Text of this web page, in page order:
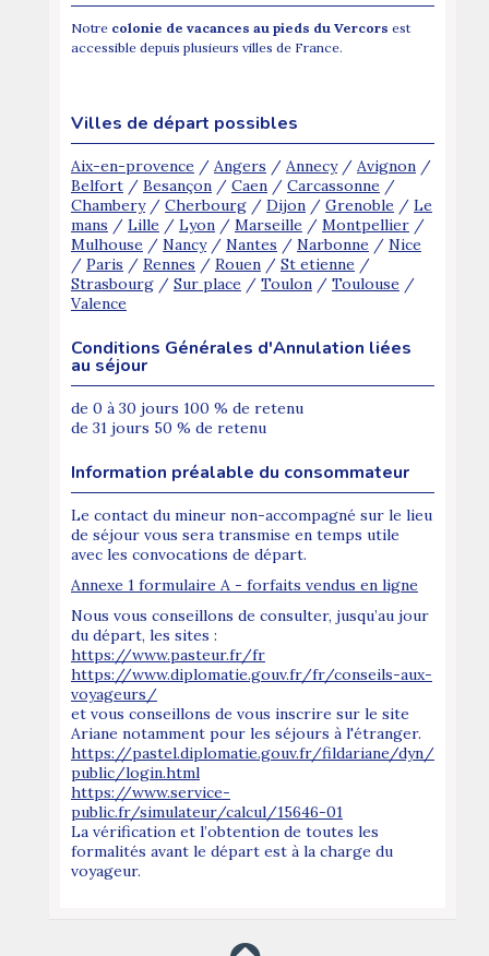
Notre colonie de vacances au pieds du Vercors est
accessible depuis plusieurs villes de France.
Villes de départ possibles
Aix-en-provence / Angers / Annecy/ Avignon /
Belfort / Besançon / Caen / Carcassonne /
Chambery/ Cherbourg / Dijon / Grenoble / Le
mans / Lille / Lyon / Marseille / Montpellier /
Mulhouse / Nancy/ Nantes / Narbonne / Nice
/ Paris / Rennes / Rouen / St etienne /
Strasbourg / Sur place / Toulon / Toulouse /
Valence
Conditions Générales d'Annulation liées
au séjour
de 0 à 30 jours 100 % de retenu
de 31 jours 50 % de retenu
Information préalable du consommateur
Le contact du mineur non-accompagné sur le lieu
de séjour vous sera transmise en temps utile
avec les convocations de départ.
Annexe 1 formulaire A - forfaits vendus en ligne
Nous vous conseillons de consulter, jusqu’au jour
du départ, les sites :
https://www.pasteur.fr/fr
https://www.diplomatie.gouv.fr/fr/conseils-aux-
voyageurs/
et vous conseillons de vous inscrire sur le site
Ariane notamment pour les séjours à l'étranger.
https://pastel.diplomatie.gouv.fr/fildariane/dyn/
public/login.html
https://www.service-
public.fr/simulateur/calcul/15646-01
La vérification et l’obtention de toutes les
formalités avant le départ est à la charge du
voyageur.